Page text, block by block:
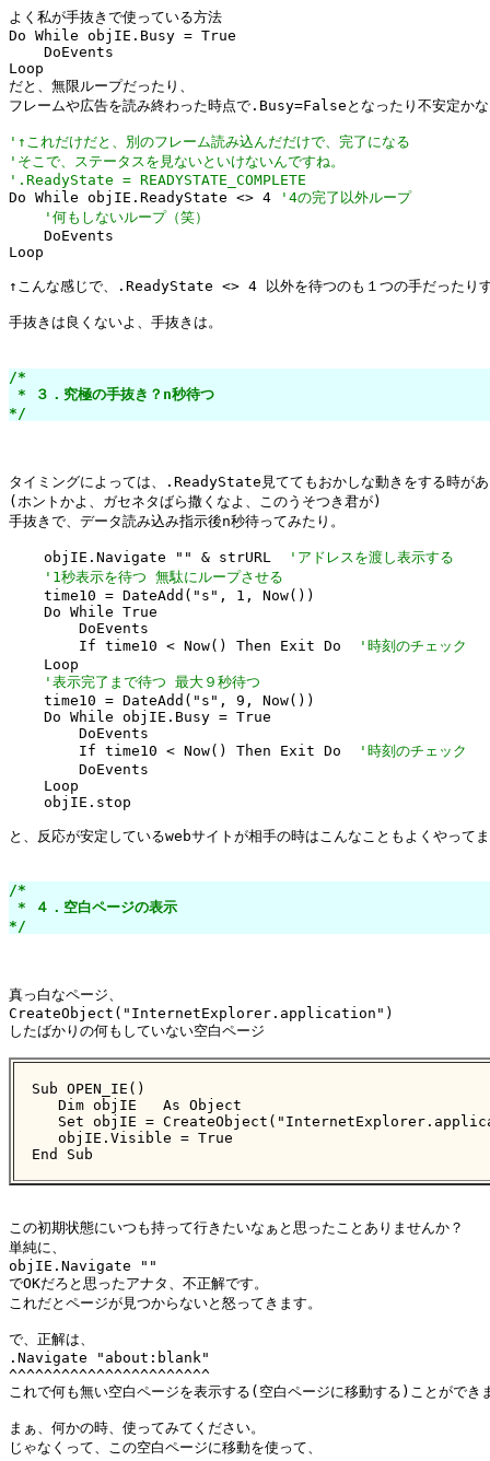
よく私が手抜きで使っている方法
Do While objIE.Busy = True
    DoEvents
Loop
だと、無限ループだったり、
フレームや広告を読み終わった時点で.Busy=Falseとなったり不安定か
'↑これだけだと、別のフレーム読み込んだだけで、完了になる
'そこで、ステータスを見ないといけないんですね。
'.ReadyState = READYSTATE_COMPLETE
Do While objIE.ReadyState <> 4
'4の完了以外ループ
'何もしないループ（笑）
    DoEvents
Loop
↑こんな感じで、.ReadyState <> 4 以外を待つのも１つの手だったり
手抜きは良くないよ、手抜きは。
/*
* ３．究極の手抜き？n秒待つ
*/
タイミングによっては、.ReadyState見ててもおかしな動きをする時が
(ホントかよ、ガセネタばら撒くなよ、このうそつき君が)
手抜きで、データ読み込み指示後n秒待ってみたり。
    objIE.Navigate "" & strURL
'アドレスを渡し表示する
'1秒表示を待つ 無駄にループさせる
    time10 = DateAdd("s", 1, Now())
    Do While True
        DoEvents
        If time10 < Now() Then Exit Do
'時刻のチェック
    Loop
'表示完了まで待つ 最大９秒待つ
    time10 = DateAdd("s", 9, Now())
    Do While objIE.Busy = True
        DoEvents
        If time10 < Now() Then Exit Do
'時刻のチェック
        DoEvents
    Loop
    objIE.stop
と、反応が安定しているwebサイトが相手の時はこんなこともよくやって
/*
* ４．空白ページの表示
*/
真っ白なページ、
CreateObject("InternetExplorer.application")
したばかりの何もしていない空白ページ
Sub OPEN_IE()
   Dim objIE   As Object
Set objIE =
   objIE.Visible = True
End Sub
この初期状態にいつも持って行きたいなぁと思ったことありませんか？
単純に、
objIE.Navigate ""
でOKだろと思ったアナタ、不正解です。
これだとページが見つからないと怒ってきます。
で、正解は、
.Navigate "about:blank"
^^^^^^^^^^^^^^^^^^^^^^^
これで何も無い空白ページを表示する(空白ページに移動する)ことができ
まぁ、何かの時、使ってみてください。
じゃなくって、この空白ページに移動を使って、